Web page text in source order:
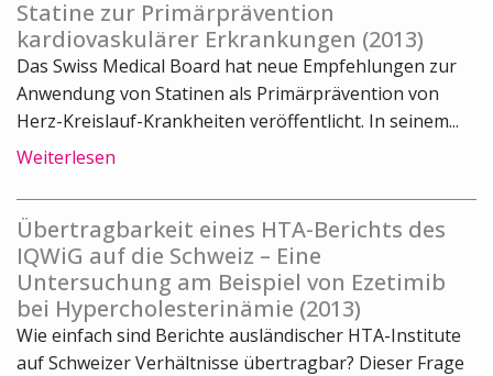
Statine zur Primärprävention
kardiovaskulärer Erkrankungen (2013)
Das Swiss Medical Board hat neue Empfehlungen zur
Anwendung von Statinen als Primärprävention von
Herz-Kreislauf-Krankheiten veröffentlicht. In seinem...
Weiterlesen
Übertragbarkeit eines HTA-Berichts des
IQWiG auf die Schweiz – Eine
Untersuchung am Beispiel von Ezetimib
bei Hypercholesterinämie (2013)
Wie einfach sind Berichte ausländischer HTA-Institute
auf Schweizer Verhältnisse übertragbar? Dieser Frage